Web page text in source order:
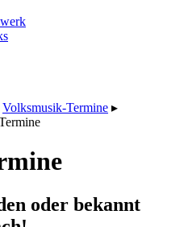
Volksmusik-Termine ▸
oder bekannt